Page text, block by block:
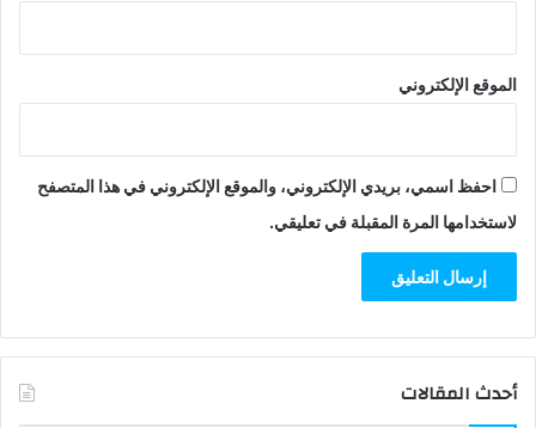
الموقع الإلكتروني
احفظ اسمي، بريدي الإلكتروني، والموقع الإلكتروني في هذا المتصفح
لاستخدامها المرة المقبلة في تعليقي.
أحدث المقالات